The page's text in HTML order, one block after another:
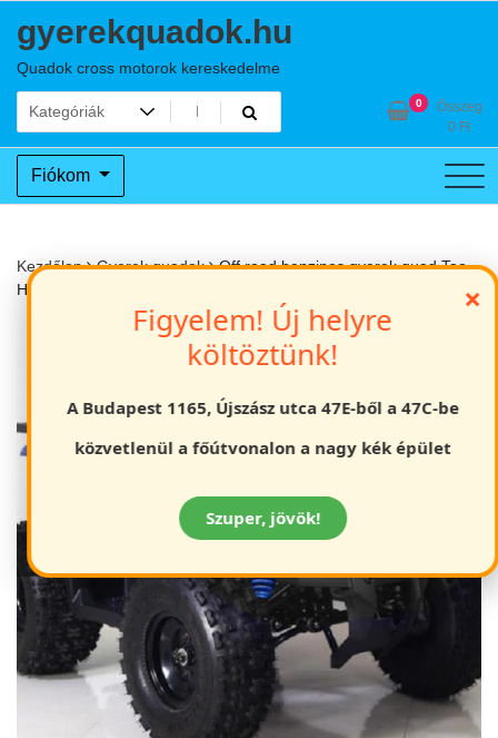
gyerekquadok.hu
Quadok cross motorok kereskedelme
0
Összeg
0 Ft
Fiókom
Kezdőlap Gyerek quadok Off road benzines gyerek quad Tao
Hunter 125cc
×
Figyelem! Új helyre
költöztünk!
A Budapest 1165, Újszász utca 47E-ből a 47C-be
közvetlenül a főútvonalon a nagy kék épület
Szuper, jövök!